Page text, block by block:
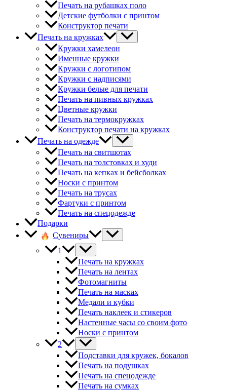
Печать на рубашках поло
Детские футболки с принтом
Конструктор печати
Печать на кружках
Кружки хамелеон
Именные кружки
Кружки с логотипом
Кружки с надписями
Кружки белые для печати
Печать на пивных кружках
Цветные кружки
Печать на термокружках
Конструктор печати на кружках
Печать на одежде
Печать на свитшотах
Печать на толстовках и худи
Печать на кепках и бейсболках
Носки с принтом
Печать на трусах
Фартуки с принтом
Печать на спецодежде
Подарки
Сувениры
1
Печать на кружках
Печать на лентах
Фотомагниты
Печать на масках
Медали и кубки
Печать наклеек и стикеров
Настенные часы со своим фото
Носки с принтом
2
Подставки для кружек, бокалов
Печать на подушках
Печать на спецодежде
Печать на сумках